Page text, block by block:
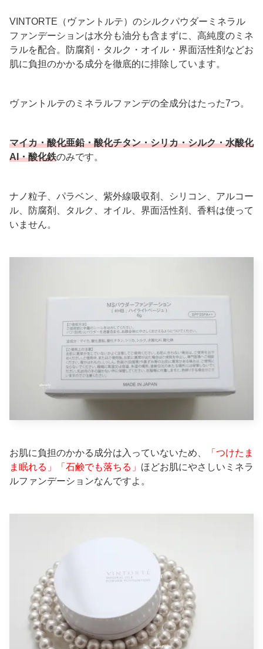
VINTORTE（ヴァントルテ）のシルクパウダーミネラル
ファンデーションは水分も油分も含まずに、高純度のミネ
ラルを配合。防腐剤・タルク・オイル・界面活性剤などお
肌に負担のかかる成分を徹底的に排除しています。
ヴァントルテのミネラルファンデの全成分はたった7つ。
マイカ・酸化亜鉛・酸化チタン・シリカ・シルク・水酸化
AI・酸化鉄のみです。
ナノ粒子、パラベン、紫外線吸収剤、シリコン、アルコー
ル、防腐剤、タルク、オイル、界面活性剤、香料は使って
いません。
お肌に負担のかかる成分は入っていないため、
「つけたま
ま眠れる」「石鹸でも落ちる」 ほどお肌にやさしいミネラ
ルファンデーションなんですよ。